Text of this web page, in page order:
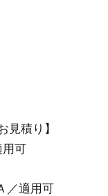
積り】
用可
／適用可